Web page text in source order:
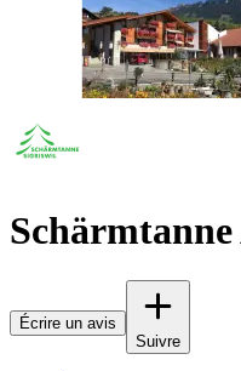
Écrire un avis
Suivre